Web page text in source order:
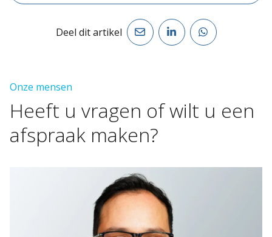
Deel dit artikel
Onze mensen
Heeft u vragen ofwilt u een
afspraak maken?